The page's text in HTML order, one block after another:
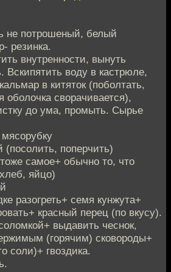
не потрошеный, белый
резинка.
внутренности, вынуть
Вскипятить воду в кастрюле,
в китяток (поболтать,
оболочка сворачивается),
до ума, промыть. Сырье
поперчить)
самое+ обычно то, что
яйцо)
разогреть+ семя кунжута+
красный перец (по вкусу).
выдавить чеснок,
(горячим) сковороды+
соли)+ гвоздика.